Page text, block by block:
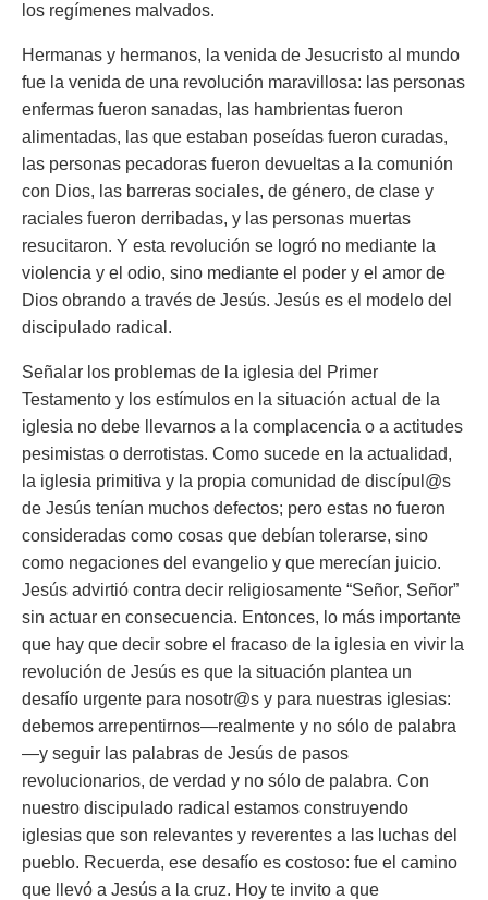
los regímenes malvados.
Hermanas y hermanos, la venida de Jesucristo al mundo
fue la venida de una revolución maravillosa: las personas
enfermas fueron sanadas, las hambrientas fueron
alimentadas, las que estaban poseídas fueron curadas,
las personas pecadoras fueron devueltas a la comunión
con Dios, las barreras sociales, de género, de clase y
raciales fueron derribadas, y las personas muertas
resucitaron. Y esta revolución se logró no mediante la
violencia y el odio, sino mediante el poder y el amor de
Dios obrando a través de Jesús. Jesús es el modelo del
discipulado radical.
Señalar los problemas de la iglesia del Primer
Testamento y los estímulos en la situación actual de la
iglesia no debe llevarnos a la complacencia o a actitudes
pesimistas o derrotistas. Como sucede en la actualidad,
la iglesia primitiva y la propia comunidad de discípul@s
de Jesús tenían muchos defectos; pero estas no fueron
consideradas como cosas que debían tolerarse, sino
como negaciones del evangelio y que merecían juicio.
Jesús advirtió contra decir religiosamente “Señor, Señor”
sin actuar en consecuencia. Entonces, lo más importante
que hay que decir sobre el fracaso de la iglesia en vivir la
revolución de Jesús es que la situación plantea un
desafío urgente para nosotr@s y para nuestras iglesias:
debemos arrepentirnos—realmente y no sólo de palabra
—y seguir las palabras de Jesús de pasos
revolucionarios, de verdad y no sólo de palabra. Con
nuestro discipulado radical estamos construyendo
iglesias que son relevantes y reverentes a las luchas del
pueblo. Recuerda, ese desafío es costoso: fue el camino
que llevó a Jesús a la cruz. Hoy te invito a que